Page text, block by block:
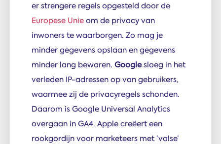
er strengere regels opgesteld door de
Europese Unieom de privacy van
inwoners te waarborgen. Zo mag je
minder gegevens opslaan en gegevens
minder lang bewaren. Googlesloeg in het
verleden IP-adressen op van gebruikers,
waarmee zij de privacyregels schonden.
Daarom is Google Universal Analytics
overgaan in GA4. Apple creëert een
rookgordijn voor marketeers met ‘valse’